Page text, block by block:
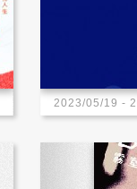
2023/05/19 -